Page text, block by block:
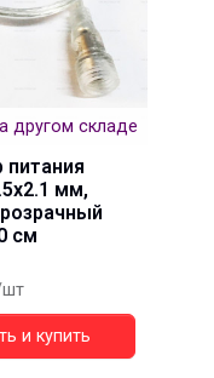
другом складе
питания
мм,
см
и купить